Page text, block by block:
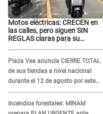
Motos eléctricas: CRECEN en
las calles, pero siguen SIN
REGLAS claras para su
Plaza Vea anuncia CIERRE TOTAL
de sus tiendas a nivel nacional
durante el 12 de agosto por este
MOTIVO
Incendios forestales: MINAM